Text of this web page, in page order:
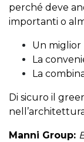
perché deve
importanti o
Un miglior
La
La
Di sicuro il
Manni Group: